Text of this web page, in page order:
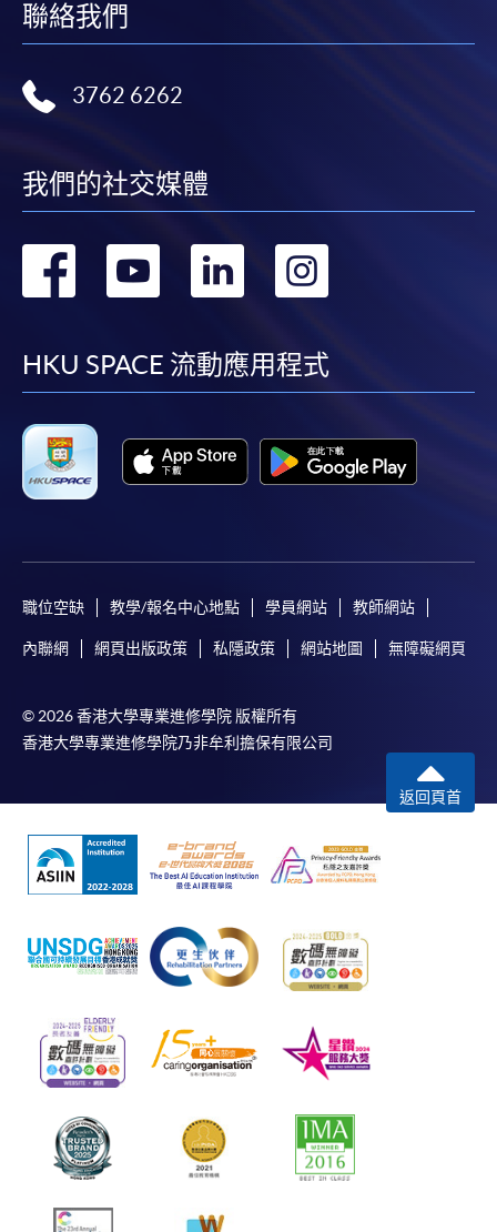
聯絡我們
3762 6262
我們的社交媒體
轉
facebook
轉
youtube
轉
linkedin
HKU SPACE 流動應用程式
職位空缺 教學/報名中心地點 學員網站 教師網站
內聯網 網頁出版政策 私隱政策 網站地圖 無障礙網頁
© 2026 香港大學專業進修學院 版權所有
香港大學專業進修學院乃非牟利擔保有限公司
返回頁首